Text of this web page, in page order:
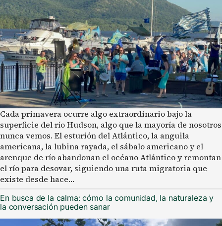
Cada primavera ocurre algo extraordinario bajo la
superficie del río Hudson, algo que la mayoría de nosotros
nunca vemos. El esturión del Atlántico, la anguila
americana, la lubina rayada, el sábalo americano y el
arenque de río abandonan el océano Atlántico y remontan
el río para desovar, siguiendo una ruta migratoria que
existe desde hace…
En busca de la calma: cómo la comunidad, la naturaleza y
la conversación pueden sanar